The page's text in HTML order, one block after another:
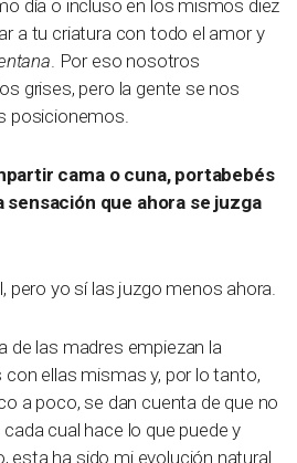
día o incluso en los mismos diez
a tu criatura con todo el amor y
. Por eso nosotros
grises, pero la gente se nos
posicionemos.
cama o cuna, portabebés
que ahora se juzga
pero yo sí las juzgo menos ahora.
de las madres empiezan la
ellas mismas y, por lo tanto,
a poco, se dan cuenta de que no
cual hace lo que puede y
esta ha sido mi evolución natural